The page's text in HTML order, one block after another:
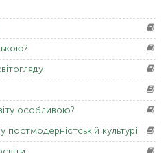
особливою?
постмодерністській культурі